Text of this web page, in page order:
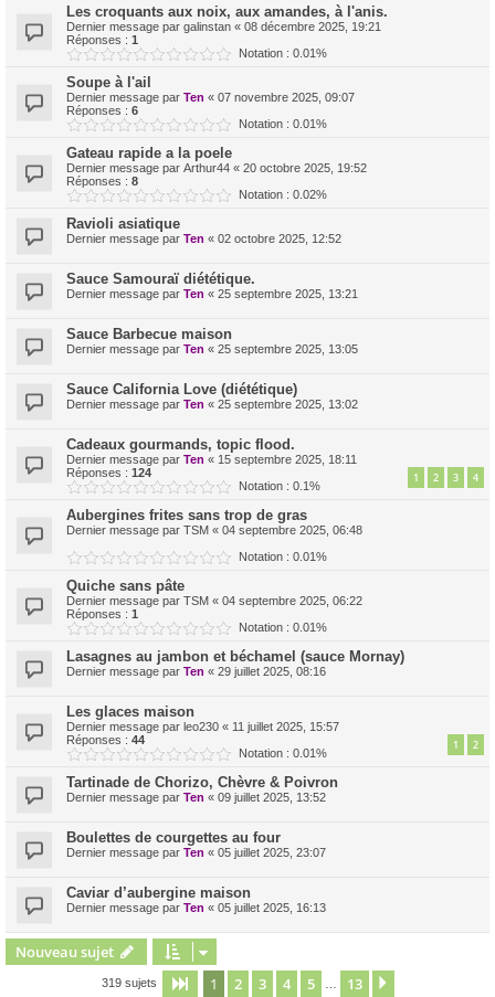
Les croquants aux noix, aux amandes, à l'anis.
Dernier message par galinstan « 08 décembre 2025, 19:21
Réponses : 1
Notation : 0.01%
Soupe à l'ail
Dernier message par Ten « 07 novembre 2025, 09:07
Réponses : 6
Notation : 0.01%
Gateau rapide a la poele
Dernier message par Arthur44 « 20 octobre 2025, 19:52
Réponses : 8
Notation : 0.02%
Ravioli asiatique
Dernier message par Ten « 02 octobre 2025, 12:52
Sauce Samouraï diététique.
Dernier message par Ten « 25 septembre 2025, 13:21
Sauce Barbecue maison
Dernier message par Ten « 25 septembre 2025, 13:05
Sauce California Love (diététique)
Dernier message par Ten « 25 septembre 2025, 13:02
Cadeaux gourmands, topic flood.
Dernier message par Ten « 15 septembre 2025, 18:11
Réponses : 124 1 2 3 4
Notation : 0.1%
Aubergines frites sans trop de gras
Dernier message par TSM « 04 septembre 2025, 06:48
Notation : 0.01%
Quiche sans pâte
Dernier message par TSM « 04 septembre 2025, 06:22
Réponses : 1
Notation : 0.01%
Lasagnes au jambon et béchamel (sauce Mornay)
Dernier message par Ten « 29 juillet 2025, 08:16
Les glaces maison
Dernier message par leo230 « 11 juillet 2025, 15:57
Réponses : 44 1 2
Notation : 0.01%
Tartinade de Chorizo, Chèvre & Poivron
Dernier message par Ten « 09 juillet 2025, 13:52
Boulettes de courgettes au four
Dernier message par Ten « 05 juillet 2025, 23:07
Caviar d’aubergine maison
Dernier message par Ten « 05 juillet 2025, 16:13
Nouveau sujet
319 sujets Page 1sur13
1 2 3 4 5 13